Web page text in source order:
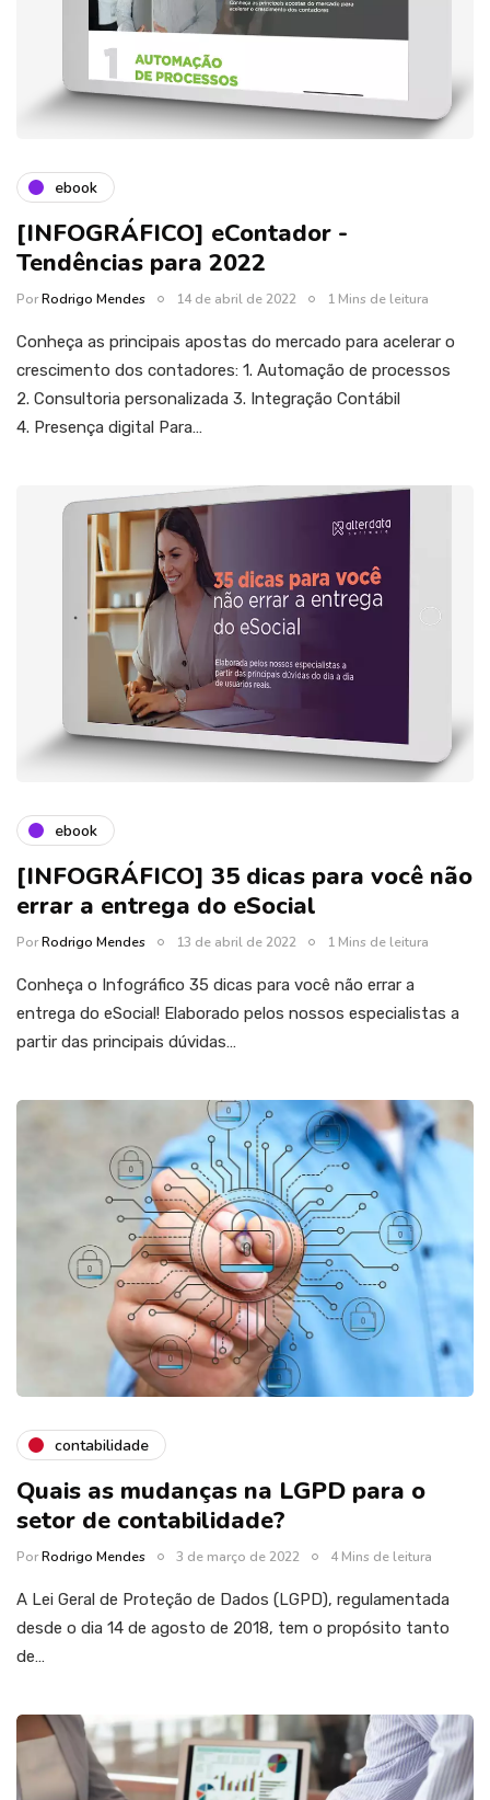
ebook
[INFOGRÁFICO] eContador -
Tendências para 2022
PorRodrigo Mendes 14 de abril de 2022 1 Mins de leitura
Conheça as principais apostas do mercado para acelerar o
crescimento dos contadores: 1. Automação de processos
2. Consultoria personalizada 3. Integração Contábil
4. Presença digital Para…
ebook
[INFOGRÁFICO] 35 dicas para você não
errar a entrega do eSocial
PorRodrigo Mendes 13 de abril de 2022 1 Mins de leitura
Conheça o Infográfico 35 dicas para você não errar a
entrega do eSocial! Elaborado pelos nossos especialistas a
partir das principais dúvidas…
contabilidade
Quais as mudanças na LGPD para o
setor de contabilidade?
PorRodrigo Mendes 3 de março de 2022 4 Mins de leitura
A Lei Geral de Proteção de Dados (LGPD), regulamentada
desde o dia 14 de agosto de 2018, tem o propósito tanto
de…